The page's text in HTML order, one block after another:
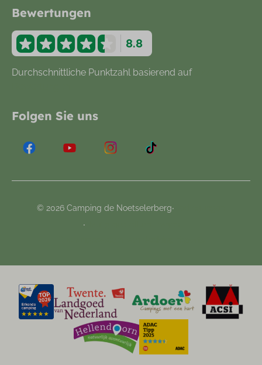
Bewertungen
8.8
Durchschnittliche Punktzahl basierend auf
Folgen Sie uns
© 2026 Camping de Noetselerberg·
·